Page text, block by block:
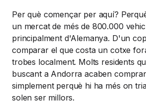
Per què començar per aquí?
un mercat de més de 800.000
principalment d'Alemanya. D'un
comparar el que costa un cotxe
trobes localment. Molts residents
buscant a Andorra acaben
simplement perquè hi ha més on
solen ser millors.